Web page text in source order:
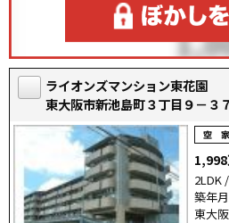
ライオンズマンション東花園
東大阪市新池島町３丁目９－３７
2LDK /
築年
東大